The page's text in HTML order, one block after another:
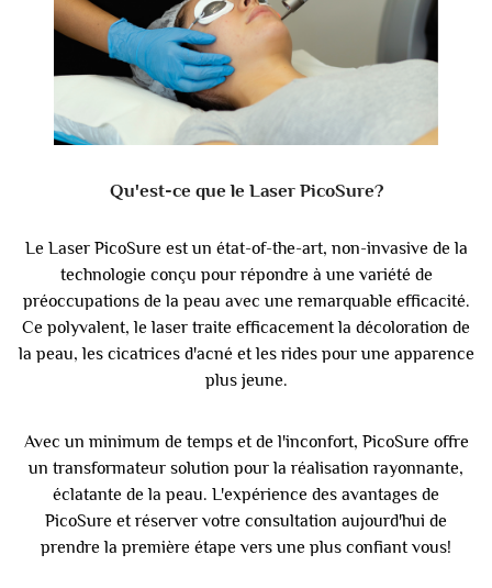
Qu'est-ce que le Laser PicoSure?
Le Laser PicoSure est un état-of-the-art, non-invasive de la
technologie conçu pour répondre à une variété de
préoccupations de la peau avec une remarquable efficacité.
Ce polyvalent, le laser traite efficacement la décoloration de
la peau, les cicatrices d'acné et les rides pour une apparence
plus jeune.
Avec un minimum de temps et de l'inconfort, PicoSure offre
un transformateur solution pour la réalisation rayonnante,
éclatante de la peau. L'expérience des avantages de
PicoSure et réserver votre consultation aujourd'hui de
prendre la première étape vers une plus confiant vous!